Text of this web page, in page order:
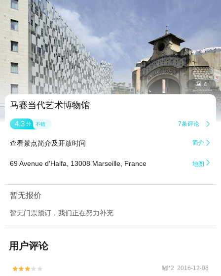
 4
马赛当代艺术博物馆
4.3 分 不错 7条评论 
查看景点简介及开放时间 简介 
69 Avenue d'Haifa, 13008 Marseille, France 地图 
暂无报价
暂无门票预订，我们正在努力补充
用户评论

 嘟*2 2016-12-08
